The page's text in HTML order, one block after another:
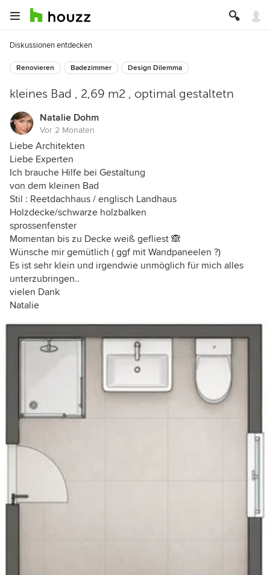
Diskussionen entdecken
Renovieren Badezimmer Design Dilemma
kleines Bad , 2,69 m2 , optimal gestaltetn
Natalie Dohm
Vor 2 Monaten
Liebe Architekten
Liebe Experten
Ich brauche Hilfe bei Gestaltung
von dem kleinen Bad
Stil : Reetdachhaus / englisch Landhaus
Holzdecke/schwarze holzbalken
sprossenfenster
Momentan bis zu Decke weiß gefliest 🙈
Wünsche mir gemütlich ( ggf mit Wandpaneelen ?)
Es ist sehr klein und irgendwie unmöglich für mich alles
unterzubringen..
vielen Dank
Natalie